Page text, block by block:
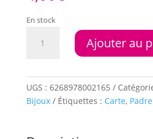
En stock
Pio
Ajouter au
UGS : 6268978002165
Bijoux
Étiquettes : Carte,